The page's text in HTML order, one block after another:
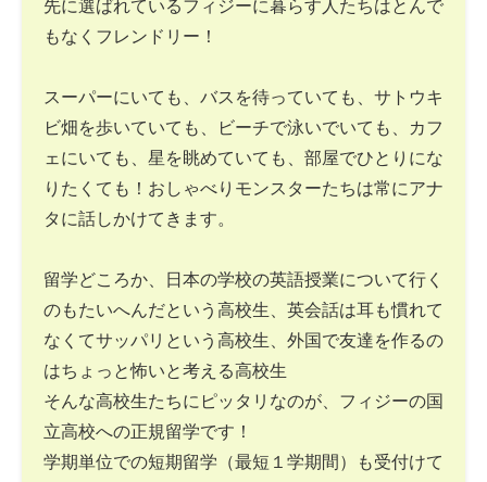
先に選ばれているフィジーに暮らす人たちはとんで
もなくフレンドリー！
スーパーにいても、バスを待っていても、サトウキ
ビ畑を歩いていても、ビーチで泳いでいても、カフ
ェにいても、星を眺めていても、部屋でひとりにな
りたくても！おしゃべりモンスターたちは常にアナ
タに話しかけてきます。
留学どころか、日本の学校の英語授業について行く
のもたいへんだという高校生、英会話は耳も慣れて
なくてサッパリという高校生、外国で友達を作るの
はちょっと怖いと考える高校生
そんな高校生たちにピッタリなのが、フィジーの国
立高校への正規留学です！
学期単位での短期留学（最短１学期間）も受付けて